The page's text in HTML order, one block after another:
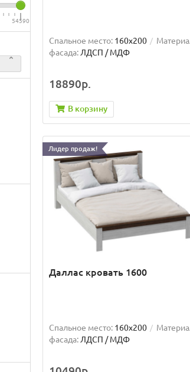
54590
Спальное место: 160x200
фасада:ЛДСП / МДФ
18890р.
В корзину
Лидер продаж!
Даллас кровать 1600
Спальное место: 160x200
фасада: ЛДСП / МДФ